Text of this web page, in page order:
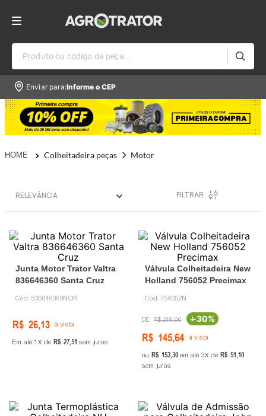
Produto ou código da peça...
Enviar para:Informe o CEP
Colheitadeira peças Motor
RELEVÂNCIA FILTRAR
Junta Motor Trator Valtra
836646360 Santa Cruz
Cód: 836646360NOR
R$ 26,13 à vista
Em até 1 de R$ 27,51 sem juros
Válvula Colheitadeira New
Holland 756052 Precimax
Cód: 756052N
R$ 219,00 -30%
R$ 145,64 à vista
ou R$ 153,30 em até 3 de R$ 51,10
sem juros